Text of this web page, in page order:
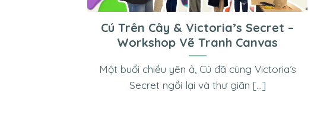
Cú Trên Cây & Victoria’s Secret –
Workshop Vẽ Tranh Canvas
Một buổi chiều yên ả, Cú đã cùng Victoria’s
Secret ngồi lại và thư giãn [...]